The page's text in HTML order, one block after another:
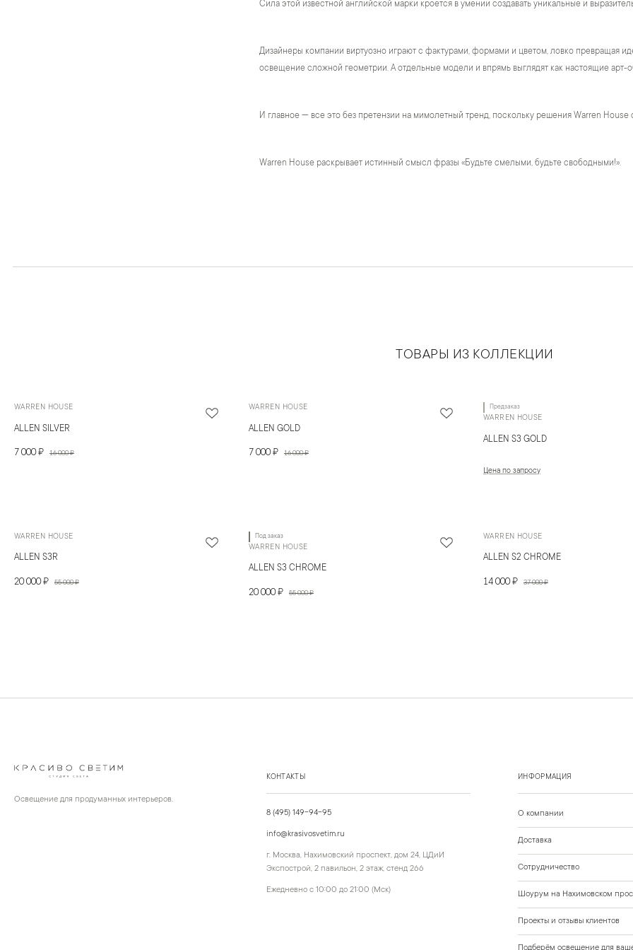
Сила этой известной английской марки кроется в умении создавать уникальные и
Дизайнеры компании виртуозно играют с фактурами, формами и цветом, ловко превращая
освещение сложной геометрии. А отдельные модели и впрямь выглядят как настоящие арт-
И главное — все это без претензии на мимолетный тренд, поскольку решения Warren
Warren House раскрывает истинный смысл фразы «Будьте смелыми, будьте свободными!».
ТОВАРЫ ИЗ КОЛЛЕКЦИИ
WARREN HOUSE
ALLEN SILVER
7 000 ₽ 16 000 ₽
WARREN HOUSE
ALLEN GOLD
7 000 ₽ 16 000 ₽
Предзаказ
WARREN HOUSE
ALLEN S3 GOLD
Цена по запросу
WARREN HOUSE
ALLEN S3R
20 000 ₽ 55 000 ₽
Под заказ
WARREN HOUSE
ALLEN S3 CHROME
20 000 ₽ 55 000 ₽
WARREN HOUSE
ALLEN S2 CHROME
14 000 ₽ 37 000 ₽
Освещение для продуманных интерьеров.
КОНТАКТЫ
8 (495) 149-94-95
info@krasivosvetim.ru
г. Москва, Нахимовский проспект, дом 24, ЦДиИ
Экспострой, 2 павильон, 2 этаж, стенд 266
Ежедневно с 10:00 до 21:00 (Мск)
ИНФОРМАЦИЯ
О компании
Доставка
Сотрудничество
Шоурум на Нахимовском
Проекты и отзывы клиентов
Подберём освещение для